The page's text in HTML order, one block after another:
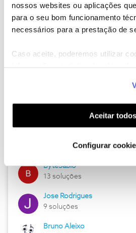
nossos websites ou aplicações
para o seu bom funcionamento
necessários para a prestação de
Caso aceite, poderemos utilizar
funcionalidades (cookies de
funcionalidade) e adaptar
(cookies de publicidade
utilização dos cookies clicando em
Aceitar todos
Configurar
Hall of Fame de julho
17 soluções
ByteSábio
13 soluções
Jose Rodrigues
9 soluções
Bruno Aleixo